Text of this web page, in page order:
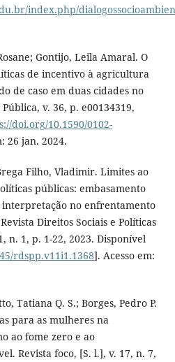
index.php/
Gontijo, Leila Amaral. O
de incentivo à agricultura
de caso em duas cidades no
v. 36, p. e00134319,
doi.org/10.1590/0102-
26 jan. 2024.
Filho, Vladimir. Limites ao
públicas: embasamento
no enfrentamento
Direitos Sociais e Políticas
n. 1, p. 1-22, 2023. Disponível
rdspp.v11i1.1368]. Acesso em:
Tatiana Q. S.; Borges, Pedro P.
para as mulheres na
ao fome zero e ao
Revista foco, [S. l.], v. 17, n. 7,